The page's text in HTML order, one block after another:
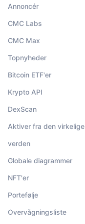
Annoncér
CMC Labs
CMC Max
Topnyheder
Bitcoin ETF'er
Krypto API
DexScan
Aktiver fra den virkelige
verden
Globale diagrammer
NFT'er
Portefølje
Overvågningsliste